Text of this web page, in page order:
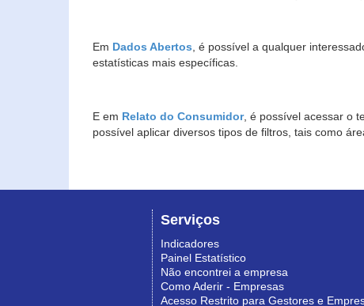
Em Dados Abertos, é possível a qualquer
estatísticas mais específicas.
E em Relato do Consumidor, é possível acessar o
possível aplicar diversos tipos de filtros, tais como
Serviços
Indicadores
Painel Estatístico
Não encontrei a empresa
Como Aderir - Empresas
Acesso Restrito para Gestores e